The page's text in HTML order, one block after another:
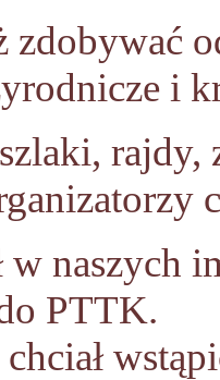
zdobywać
i
rajdy,
w naszych
PTTK.